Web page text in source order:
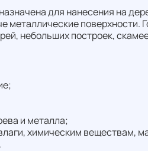
для нанесения на
металлические поверхности.
небольших построек,
и металла;
химическим веществам,